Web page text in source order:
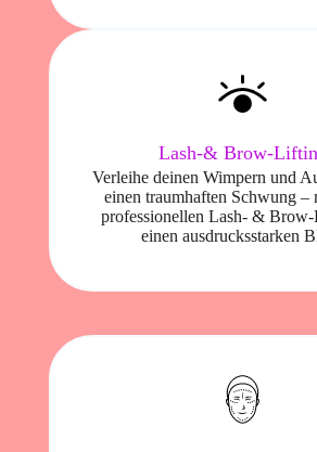
Lash-& Brow-
Verleihe deinen Wimpern und
einen traumhaften Schwung –
professionellen Lash- &
einen ausdrucksstarken